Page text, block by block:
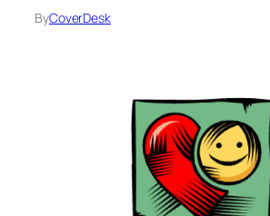
ByCoverDesk